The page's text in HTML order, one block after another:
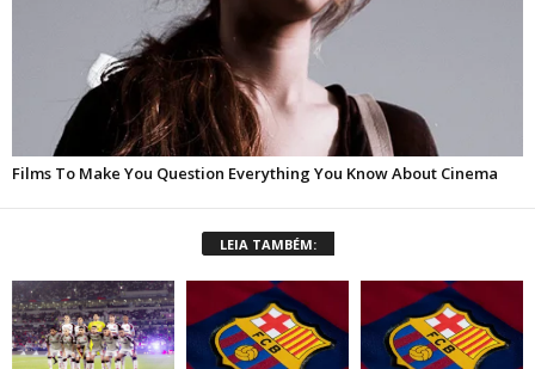
LEIA TAMBÉM: